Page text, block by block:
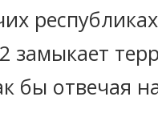
замыкает
бы отвечая